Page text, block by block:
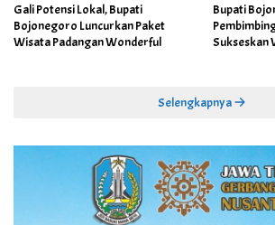
Gali Potensi Lokal, Bupati
Bojonegoro Luncurkan Paket
Wisata Padangan Wonderful
Bupati
Sukseskan
Selengkapnya